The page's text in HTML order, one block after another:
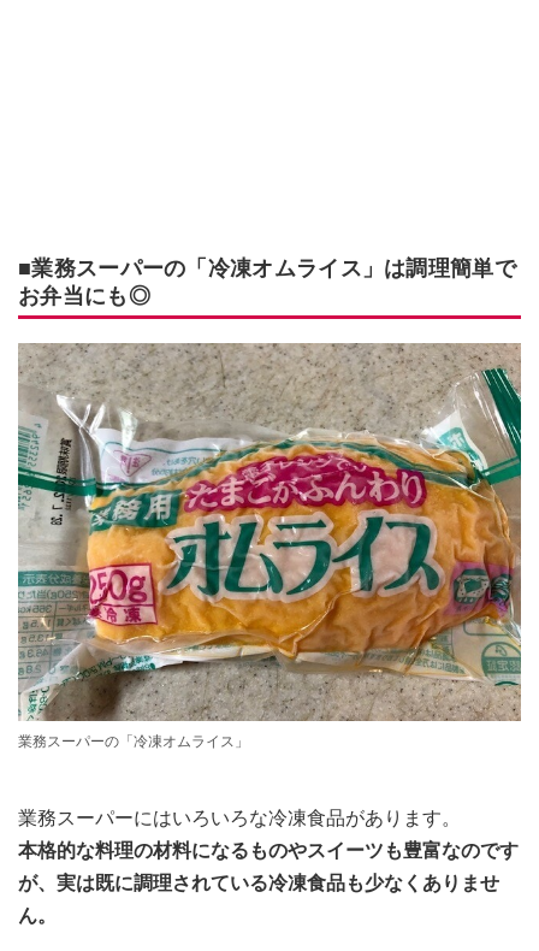
■業務スーパーの「冷凍オムライス」は調理簡単で
お弁当にも◎
業務スーパーの「冷凍オムライス」
業務スーパーにはいろいろな冷凍食品があります。
本格的な料理の材料になるものやスイーツも豊富なのです
が、実は既に調理されている冷凍食品も少なくありませ
ん。